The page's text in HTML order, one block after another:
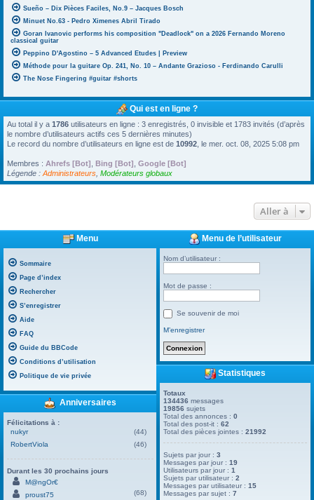
Sueño – Dix Pièces Faciles, No.9 – Jacques Bosch
Minuet No.63 - Pedro Ximenes Abril Tirado
Goran Ivanovic performs his composition "Deadlock" on a 2026 Fernando Moreno
classical guitar
Peppino D'Agostino – 5 Advanced Etudes | Preview
Méthode pour la guitare Op. 241, No. 10 – Andante Grazioso - Ferdinando Carulli
The Nose Fingering #guitar #shorts
Qui est en ligne ?
Au total il y a 1786 utilisateurs en ligne : 3 enregistrés, 0 invisible et 1783 invités (d’après
le nombre d’utilisateurs actifs ces 5 dernières minutes)
Le record du nombre d’utilisateurs en ligne est de 10992 , le mer. oct. 08, 2025 5:08 pm
Membres : Ahrefs [Bot] Bing [Bot] Google [Bot]
Légende : Administrateurs Modérateurs globaux
Aller à
Menu
Sommaire
Page d’index
Rechercher
S’enregistrer
Aide
FAQ
Guide du BBCode
Conditions d’utilisation
Politique de vie privée
Anniversaires
Félicitations à :
nukyr
(44)
RobertViola
(46)
Durant les 30 prochains jours
M@ngOr€
proust75
(68)
Menu de l’utilisateur
Nom d’utilisateur :
Mot de passe :
Se souvenir de moi
M’enregistrer
Statistiques
Totaux
134436 messages
19856 sujets
Total des annonces :0
Total des post-it :62
Total des pièces jointes :21992
Sujets par jour :3
Messages par jour :19
Utilisateurs par jour :1
Sujets par utilisateur :2
Messages par utilisateur :15
Messages par sujet :7